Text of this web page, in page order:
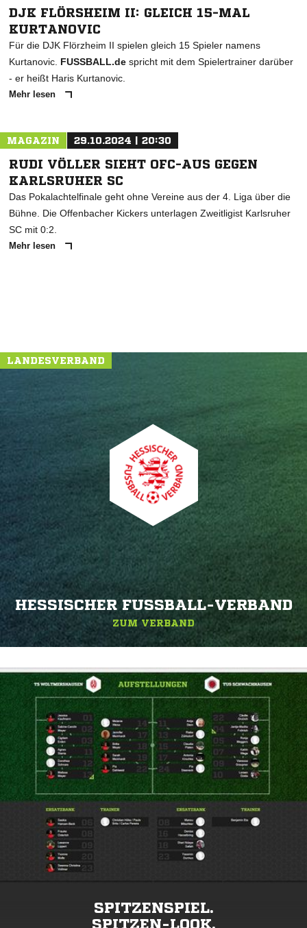
DJK FLÖRSHEIM II: GLEICH 15-MAL
KURTANOVIC
Für die DJK Flörzheim II spielen gleich 15 Spieler namens
Kurtanovic. FUSSBALL.de spricht mit dem Spielertrainer darüber
- er heißt Haris Kurtanovic.
Mehr lesen
MAGAZIN 29.10.2024 | 20:30
RUDI VÖLLER SIEHT OFC-AUS GEGEN
KARLSRUHER SC
Das Pokalachtelfinale geht ohne Vereine aus der 4. Liga über die
Bühne. Die Offenbacher Kickers unterlagen Zweitligist Karlsruher
SC mit 0:2.
Mehr lesen
LANDESVERBAND
HESSISCHER FUSSBALL-VERBAND
ZUM VERBAND
SPITZENSPIEL.
SPITZEN-LOOK.